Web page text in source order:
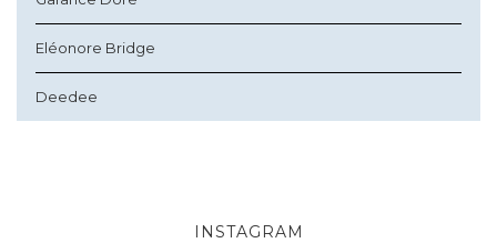
Eléonore Bridge
Deedee
INSTAGRAM